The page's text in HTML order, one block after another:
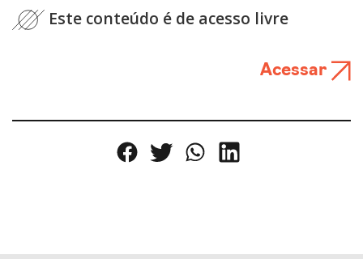
Este conteúdo é de acesso livre
Acessar